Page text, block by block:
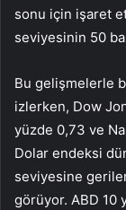
sonu için işaret
seviyesinin 50
Bu gelişmelerle
izlerken, Dow
yüzde 0,73 ve
Dolar endeksi
seviyesine
görüyor. ABD 10